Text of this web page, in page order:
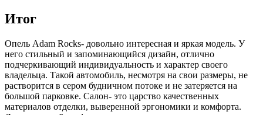
Итог
Опель Adam Rocks- довольно интересная и яркая модель. У
него стильный и запоминающийся дизайн, отлично
подчеркивающий индивидуальность и характер своего
владельца. Такой автомобиль, несмотря на свои размеры, не
растворится в сером будничном потоке и не затеряется на
большой парковке. Салон- это царство качественных
материалов отделки, выверенной эргономики и комфорта.